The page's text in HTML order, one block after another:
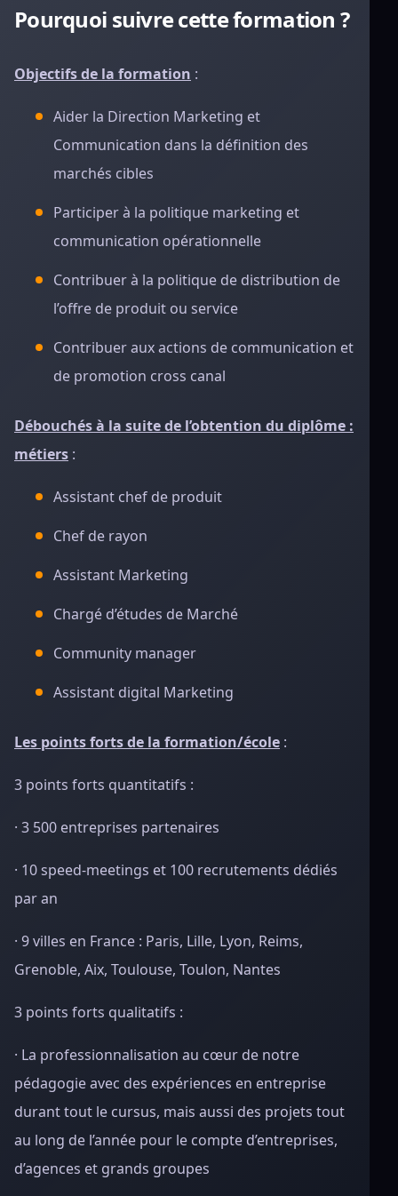
Pourquoi suivre cette formation ?
Objectifs de la formation :
Aider la Direction Marketing et
Communication dans la définition des
marchés cibles
Participer à la politique marketing et
communication opérationnelle
Contribuer à la politique de distribution de
l’offre de produit ou service
Contribuer aux actions de communication et
de promotion cross canal
Débouchés à la suite de l’obtention du diplôme :
métiers :
Assistant chef de produit
Chef de rayon
Assistant Marketing
Chargé d’études de Marché
Community manager
Assistant digital Marketing
Les points forts de la formation/école :
3 points forts quantitatifs :
· 3 500 entreprises partenaires
· 10 speed-meetings et 100 recrutements dédiés
par an
· 9 villes en France : Paris, Lille, Lyon, Reims,
Grenoble, Aix, Toulouse, Toulon, Nantes
3 points forts qualitatifs :
· La professionnalisation au cœur de notre
pédagogie avec des expériences en entreprise
durant tout le cursus, mais aussi des projets tout
au long de l’année pour le compte d’entreprises,
d’agences et grands groupes